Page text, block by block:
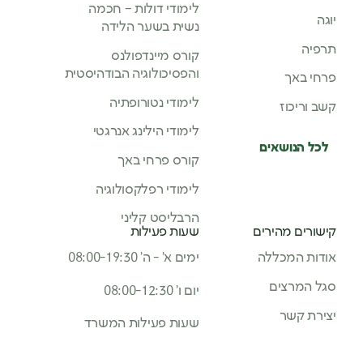
יוגה
תרפיה
פרחי באך
קשב וריכוז
לכל הנושאים
לימודי דולות – חכמה
נשית בשער הלידה
קורס מיינדפולנס
והפסיכולוגיה הבודהיסטית
לימודי נטורופתיה
לימודי הילינג אנרגטי
קורס פרחי באך
לימודי רפלקסולוגיה
הרבליסט קליני
קישורים מהירים
אודות המכללה
סגל המרצים
יצירת קשר
שעות פעילות
ימים א’ - ה’ 08:00-19:30
יום ו’ 08:00-12:30
שעות פעילות המשרד